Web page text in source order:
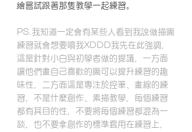
繪嘗試跟著那隻教學一起練習。
PS.我知道一定會有某些人看到我說做描圖
練習就會想要噴我XDDD我先在此強調，
這是針對小白與初學者做的提議，一方面
讓他們畫自己喜歡的圖可以提升練習的趣
味性，二方面這是專注於控筆、畫線的練
習，不是什麼創作、素描教學，每個練習
都有其目的性，不要將每個練習都混為一
談，也不要拿創作的標準套用在練習上，